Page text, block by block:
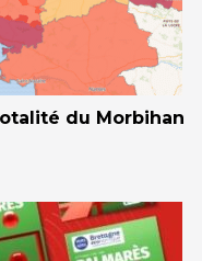
du Morbihan